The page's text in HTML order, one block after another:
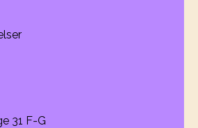
31 F-G